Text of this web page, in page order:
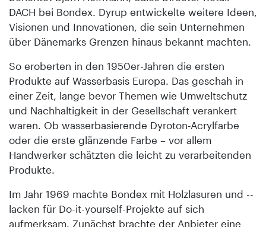
DACH bei Bondex. Dyrup entwickelte weitere Ideen,
Visionen und Innovationen, die sein Unternehmen
über Dänemarks Grenzen hinaus bekannt machten.
So eroberten in den 1950er-Jahren die ersten
Produkte auf Wasserbasis Europa. Das geschah in
einer Zeit, lange bevor Themen wie Umweltschutz
und Nachhaltigkeit in der Gesellschaft verankert
waren. Ob wasserbasierende Dyroton-Acrylfarbe
oder die erste glänzende Farbe – vor allem
Handwerker schätzten die leicht zu verarbeitenden
Produkte.
Im Jahr 1969 machte Bondex mit Holzlasuren und -­
lacken für Do-it-yourself-Projekte auf sich
aufmerksam. Zunächst brachte der Anbieter eine